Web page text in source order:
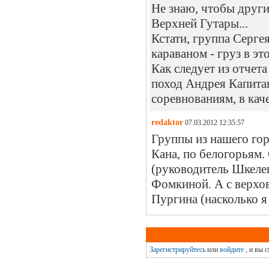
Не знаю, чтобы
Верхней Гутары...
Кстати, группа
караваном - груз в
Как следует из
поход Андрея
соревнованиям, в
redaktor07.03.2012 12:35:57
Группы из нашего
Кана, по
(руководитель
Фомкиной. А с
Пургина (насколько
Зарегистрируйтесьили войдите, и вы